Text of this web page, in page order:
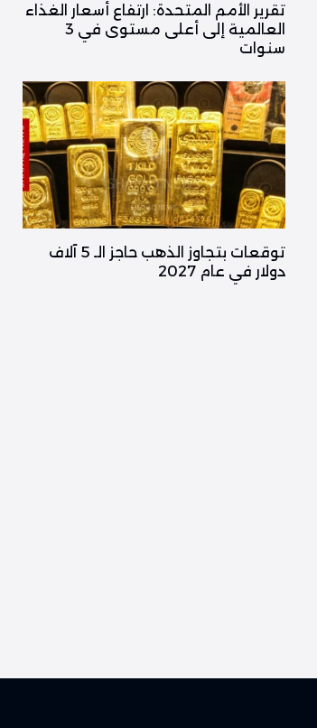
تقرير الأمم المتحدة: ارتفاع أسعار الغذاء
العالمية إلى أعلى مستوى في 3
سنوات
توقعات بتجاوز الذهب حاجز الـ 5 آلاف
دولار في عام 2027